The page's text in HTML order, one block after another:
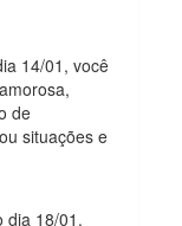
14/01, você
de
situações e
dia 18/01,